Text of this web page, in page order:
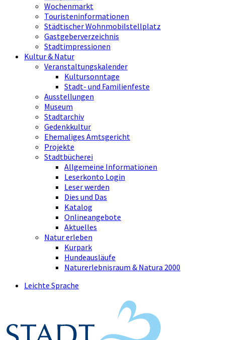
Wochenmarkt
Touristeninformationen
Städtischer Wohnmobilstellplatz
Gastgeberverzeichnis
Stadtimpressionen
Kultur & Natur
Veranstaltungskalender
Kultursonntage
Stadt- und Familienfeste
Ausstellungen
Museum
Stadtarchiv
Gedenkkultur
Ehemaliges Amtsgericht
Projekte
Stadtbücherei
Allgemeine Informationen
Leserkonto Login
Leser werden
Dies und Das
Katalog
Onlineangebote
Aktuelles
Natur erleben
Kurpark
Hundeausläufe
Naturerlebnisraum & Natura 2000
Leichte Sprache